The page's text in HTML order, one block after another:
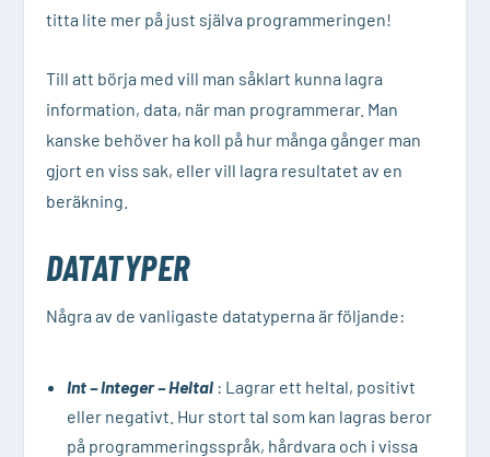
titta lite mer på just själva programmeringen!
Till att börja med vill man såklart kunna lagra
information, data, när man programmerar. Man
kanske behöver ha koll på hur många gånger man
gjort en viss sak, eller vill lagra resultatet av en
beräkning.
DATATYPER
Några av de vanligaste datatyperna är följande:
Int – Integer – Heltal: Lagrar ett heltal, positivt
eller negativt. Hur stort tal som kan lagras beror
på programmeringsspråk, hårdvara och i vissa